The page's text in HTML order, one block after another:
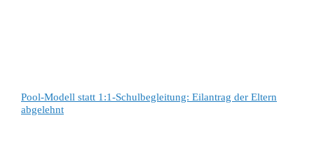
Pool-Modell statt 1:1-Schulbegleitung: Eilantrag der Eltern
abgelehnt